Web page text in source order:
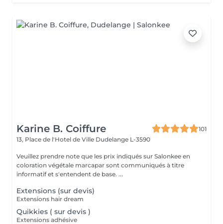
Karine B. Coiffure
101
13, Place de l'Hotel de Ville Dudelange L-3590
Veuillez prendre note que les prix indiqués sur Salonkee en
coloration végétale marcapar sont communiqués à titre
informatif et s'entendent de base. ...
Extensions (sur devis)
Extensions hair dream
Quikkies ( sur devis )
Extensions adhésive